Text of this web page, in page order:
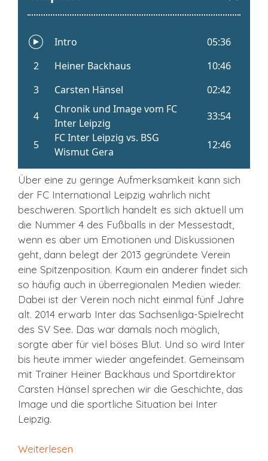
Über eine zu geringe Aufmerksamkeit kann sich
der FC International Leipzig wahrlich nicht
beschweren. Sportlich handelt es sich aktuell um
die Nummer 4 des Fußballs in der Messestadt,
wenn es aber um Emotionen und Diskussionen
geht, dann belegt der 2013 gegründete Verein
eine Spitzenposition. Kaum ein anderer findet sich
so häufig auch in überregionalen Medien wieder.
Dabei ist der Verein noch nicht einmal fünf Jahre
alt. 2014 erwarb Inter das Sachsenliga-Spielrecht
des SV See. Das war damals noch möglich,
sorgte aber für viel böses Blut. Und so wird Inter
bis heute immer wieder angefeindet. Gemeinsam
mit Trainer Heiner Backhaus und Sportdirektor
Carsten Hänsel sprechen wir die Geschichte, das
Image und die sportliche Situation bei Inter
Leipzig.
Weiterlesen